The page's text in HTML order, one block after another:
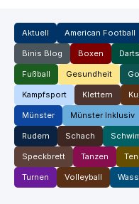
Aktuell American Football
Binis Blog Boxen Darts
Fußball Gesundheit
Kampfsport Klettern
Münster Münster Inklusiv
Rudern Schach
Speckbrett Tanzen
Turnen Volleyball